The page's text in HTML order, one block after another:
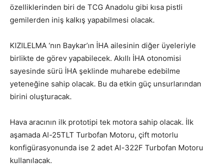
özelliklerinden biri de TCG Anadolu gibi kısa pistli
gemilerden iniş kalkış yapabilmesi olacak.
KIZILELMA ‘nın Baykar’ın İHA ailesinin diğer üyeleriyle
birlikte de görev yapabilecek. Akıllı İHA otonomisi
sayesinde sürü İHA şeklinde muharebe edebilme
yeteneğine sahip olacak. Bu da etkin güç unsurlarından
birini oluşturacak.
Hava aracının ilk prototipi tek motora sahip olacak. İlk
aşamada Al-25TLT Turbofan Motoru, çift motorlu
konfigürasyonunda ise 2 adet Al-322F Turbofan Motoru
kullanılacak.